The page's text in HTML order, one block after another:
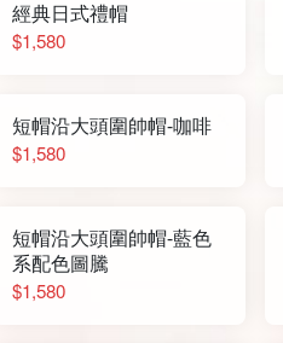
經典日式禮帽
$1,580
短帽沿大頭圍帥帽-咖啡
$1,580
短帽沿大頭圍帥帽-藍色
系配色圖騰
$1,580